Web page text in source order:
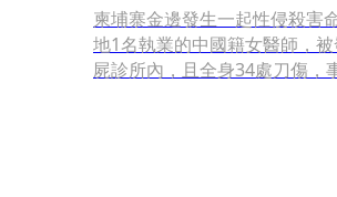
柬埔寨金邊發生一起性侵殺害
地1名執業的中國籍女醫師，
屍診所內，且全身34處刀傷，